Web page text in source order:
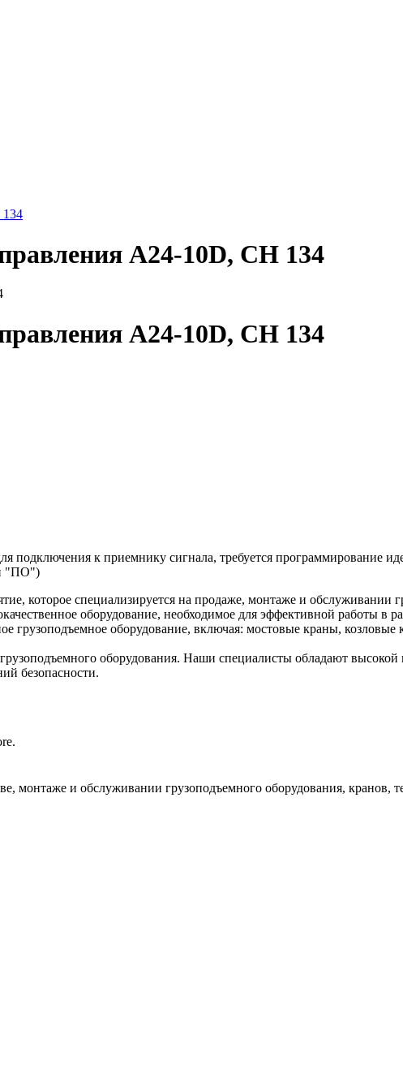
134
А24-10D, СН 134
А24-10D, СН 134
подключения к приемнику сигнала, требуется программирование
"ПО")
которое специализируется на продаже, монтаже и обслуживании
оборудование, необходимое для эффективной работы в
грузоподъемное оборудование, включая: мостовые краны,
оборудования. Наши специалисты обладают высокой
безопасности.
монтаже и обслуживании грузоподъемного оборудования, кранов,